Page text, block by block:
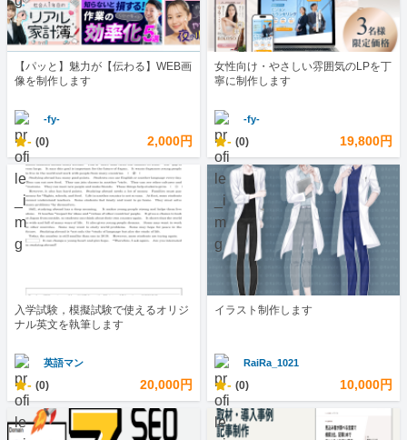
【パッと】魅力が【伝わる】WEB画
像を制作します
-fy-
- (0) 2,000円
女性向け・やさしい雰囲気のLPを丁
寧に制作します
-fy-
- (0) 19,800円
入学試験，模擬試験で使えるオリジ
ナル英文を執筆します
英語マン
- (0) 20,000円
イラスト制作します
RaiRa_1021
- (0) 10,000円